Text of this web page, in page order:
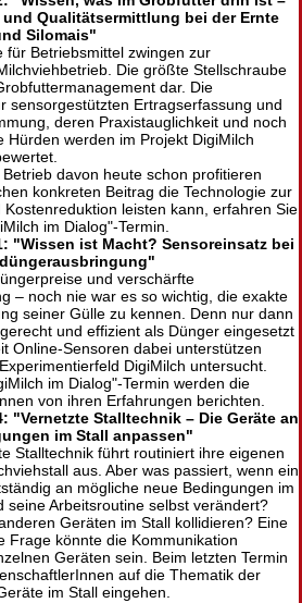
Qualitätsermittlung bei der Ernte
Silomais
für Betriebsmittel zwingen zur
Die größte Stellschraube
dar. Die
sensorgestützten Ertragserfassung und
deren Praxistauglichkeit und noch
Hürden werden im Projekt DigiMilch
davon heute schon profitieren
konkreten Beitrag die Technologie zur
leisten kann, erfahren Sie
im Dialog -Termin.
Wissen ist Macht? Sensoreinsatz bei
und verschärfte
– noch nie war es so wichtig, die exakte
seiner Gülle zu kennen. Denn nur dann
und effizient als Dünger eingesetzt
Online-Sensoren dabei unterstützen
DigiMilch untersucht.
im Dialog -Termin werden die
von ihren Erfahrungen berichten.
Vernetzte Stalltechnik – Die Geräte an
im Stall anpassen
Stalltechnik führt routiniert ihre eigenen
aus. Aber was passiert, wenn ein
an mögliche neue Bedingungen im
seine Arbeitsroutine selbst verändert?
Geräten im Stall kollidieren? Eine
Frage könnte die Kommunikation
Geräten sein. Beim letzten Termin
auf die Thematik der
im Stall eingehen.